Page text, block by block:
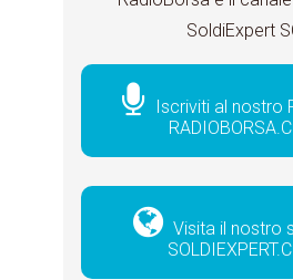
SoldiExpert
Iscriviti al nostro
Visita il nostro